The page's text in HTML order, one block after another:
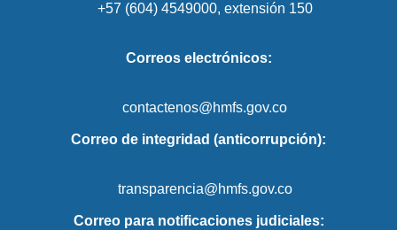
+57 (604) 4549000, extensión 150
Correos electrónicos:
contactenos@hmfs.gov.co
Correo de integridad (anticorrupción):
transparencia@hmfs.gov.co
Correo para notificaciones judiciales: